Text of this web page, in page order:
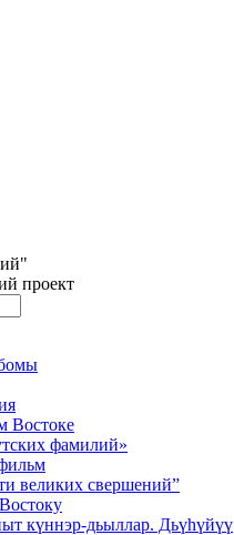
проект
Востоке
фамилий»
великих свершений”
күннэр-дьыллар. Дьүһүйүү